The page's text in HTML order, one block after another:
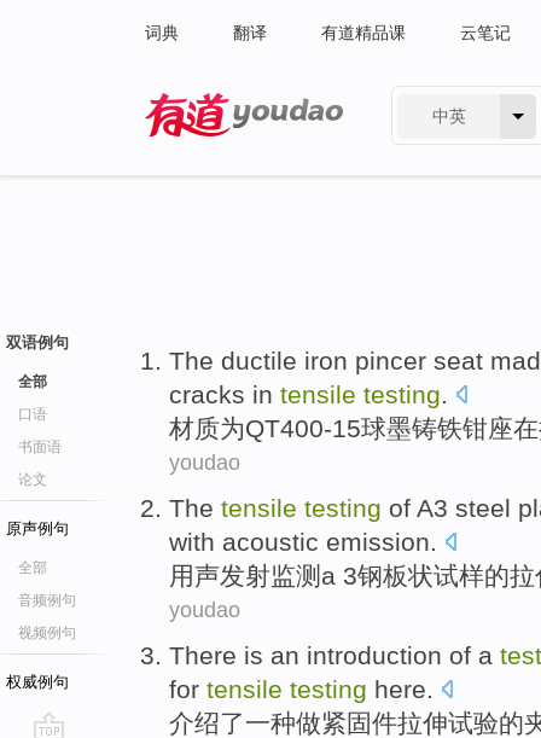
词典 翻译 有道精品课 云笔记
中英
双语例句
全部
口语
书面语
论文
原声例句
全部
音频例句
视频例句
权威例句
The ductile iron pincer seat
cracks in tensile testing.
材质为QT400-15球墨铸铁钳座在
youdao
The tensile testing of A3 steel
with acoustic emission.
用声发射监测 a 3钢板状试样的拉
youdao
There is an introduction of a
for tensile testing here.
介绍了一种做紧固件拉伸试验的